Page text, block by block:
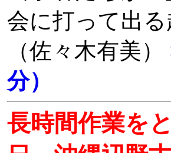
会に打って出
（佐々木有美）
分）
長時間作業を